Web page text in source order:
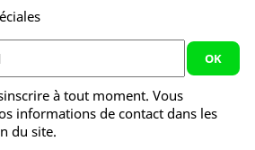
à tout moment. Vous
informations de contact dans les
du site.